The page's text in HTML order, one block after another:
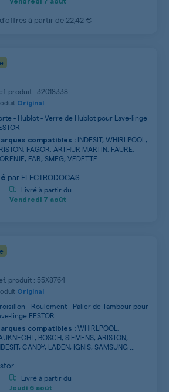
à partir de 22,42 €
produit : 32018338
Original
- Hublot - Verre de Hublot pour Lave-linge
compatibles : INDESIT, WHIRLPOOL,
FAGOR, ARTHUR MARTIN, FAURE,
FAR, SMEG, VEDETTE ...
par ELECTRODOCAS
Livré à partir du
Vendredi 7 août
produit : 55X8764
Original
- Roulement - Palier de Tambour pour
linge FESTOR
compatibles : WHIRLPOOL,
BOSCH, SIEMENS, ARISTON,
CANDY, LADEN, IGNIS, SAMSUNG ...
Livré à partir du
Jeudi 6 août